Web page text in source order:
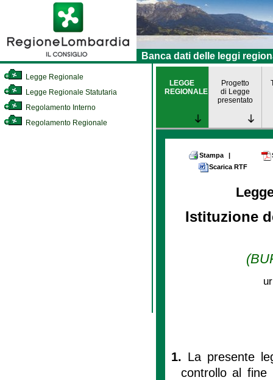
Banca dati delle leggi
Legge Regionale
Legge Regionale Statutaria
Regolamento Interno
Regolamento Regionale
LEGGE
REGIONALE
Progetto
di Legge
presentato
Stampa |
Scarica RTF
Istituzione
1. La presente
controllo al fine